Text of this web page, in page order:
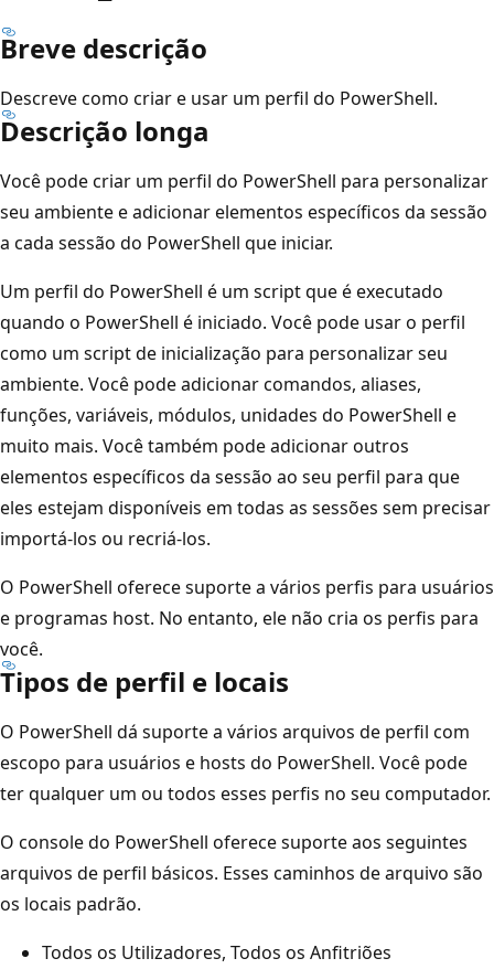
Breve descrição
Descreve como criar e usar um perfil do PowerShell.
Descrição longa
Você pode criar um perfil do PowerShell para personalizar
seu ambiente e adicionar elementos específicos da sessão
a cada sessão do PowerShell que iniciar.
Um perfil do PowerShell é um script que é executado
quando o PowerShell é iniciado. Você pode usar o perfil
como um script de inicialização para personalizar seu
ambiente. Você pode adicionar comandos, aliases,
funções, variáveis, módulos, unidades do PowerShell e
muito mais. Você também pode adicionar outros
elementos específicos da sessão ao seu perfil para que
eles estejam disponíveis em todas as sessões sem precisar
importá-los ou recriá-los.
O PowerShell oferece suporte a vários perfis para usuários
e programas host. No entanto, ele não cria os perfis para
você.
Tipos de perfil e locais
O PowerShell dá suporte a vários arquivos de perfil com
escopo para usuários e hosts do PowerShell. Você pode
ter qualquer um ou todos esses perfis no seu computador.
O console do PowerShell oferece suporte aos seguintes
arquivos de perfil básicos. Esses caminhos de arquivo são
os locais padrão.
Todos os Utilizadores, Todos os Anfitriões